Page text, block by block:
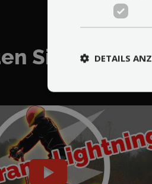
Sie sich
DETAILS